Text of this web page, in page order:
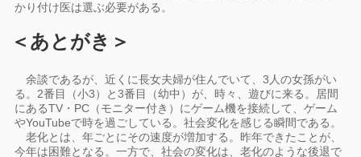
かり付け医は選ぶ必要がある。
＜あとがき＞
余談であるが、近くに長女夫婦が住んでいて、3人の女孫がい
る。2番目（小3）と3番目（幼中）が、時々、遊びに来る。居間
にあるTV・PC（モニター付き）にゲーム機を接続して、ゲーム
やYouTubeで時を過ごしている。社会変化を感じる瞬間である。
老化とは、年ごとにその速度が増加する。昨年できたことが、
今年は困難となる。一方で、社会の変化は、老化のような後退で